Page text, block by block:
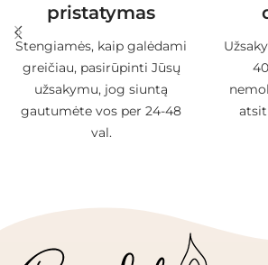
pristatymas
Stengiamės, kaip galėdami
greičiau, pasirūpinti Jūsų
užsakymu, jog siuntą
gautumėte vos per 24-48
val.